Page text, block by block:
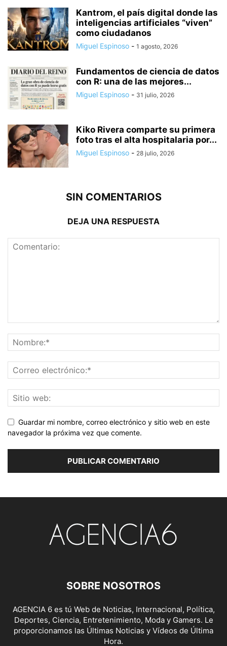
Kantrom, el país digital donde las
inteligencias artificiales “viven”
como ciudadanos
Miguel Espinoso - 1 agosto, 2026
Fundamentos de ciencia de datos
con R: una de las mejores...
Miguel Espinoso - 31 julio, 2026
Kiko Rivera comparte su primera
foto tras el alta hospitalaria por...
Miguel Espinoso - 28 julio, 2026
SIN COMENTARIOS
DEJA UNA RESPUESTA
Guardar mi nombre, correo electrónico y sitio web en este
navegador la próxima vez que comente.
SOBRE NOSOTROS
AGENCIA 6 es tú Web de Noticias, Internacional, Política,
Deportes, Ciencia, Entretenimiento, Moda y Gamers. Le
proporcionamos las Últimas Noticias y Vídeos de Última
Hora.